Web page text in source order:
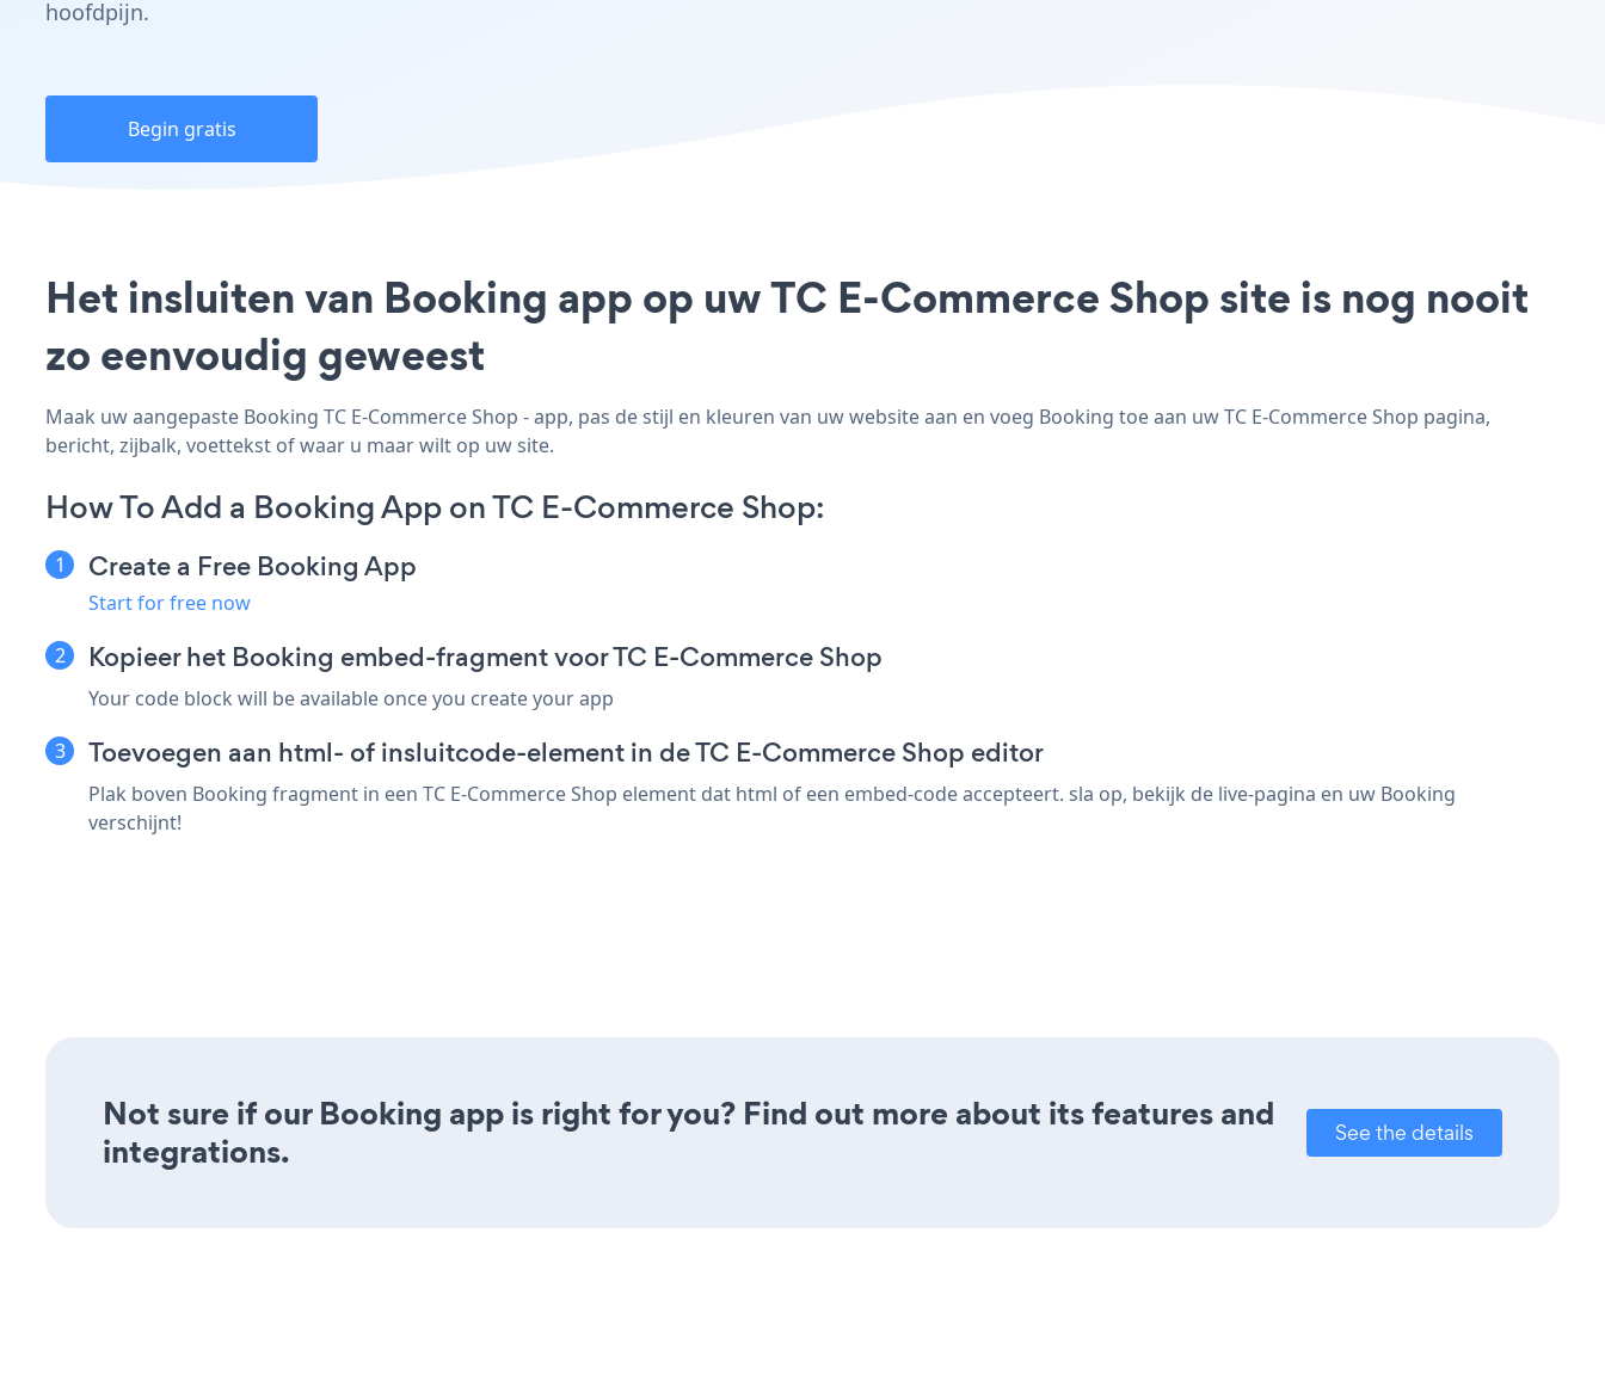
hoofdpijn.
Begin gratis
Het insluiten van Booking app op uw TC E-Commerce Shop site is nog nooit
zo eenvoudig geweest
Maak uw aangepaste Booking TC E-Commerce Shop - app, pas de stijl en kleuren van uw website aan en voeg Booking toe aan uw TC E-Commerce Shop pagina,
bericht, zijbalk, voettekst of waar u maar wilt op uw site.
How To Add a Booking App on TC E-Commerce Shop:
Create a Free Booking App
Start for free now
Kopieer het Booking embed-fragment voor TC E-Commerce Shop
Your code block will be available once you create your app
Toevoegen aan html- of insluitcode-element in de TC E-Commerce Shop editor
Plak boven Booking fragment in een TC E-Commerce Shop element dat html of een embed-code accepteert. sla op, bekijk de live-pagina en uw Booking
verschijnt!
Not sure if our Booking app is right for you? Find out more about its features and
integrations.
See the details